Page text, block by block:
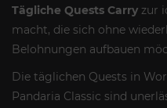
Tägliche Quests Carry zur
macht, die sich ohne
Belohnungen aufbauen
Die täglichen Quests in
Pandaria Classic sind